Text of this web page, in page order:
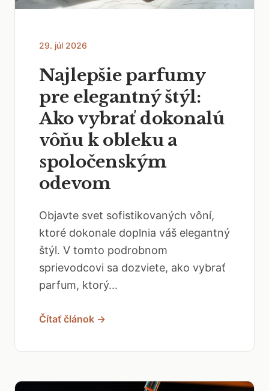
29. júl 2026
Najlepšie parfumy
pre elegantný štýl:
Ako vybrať dokonalú
vôňu k obleku a
spoločenským
odevom
Objavte svet sofistikovaných vôní,
ktoré dokonale doplnia váš elegantný
štýl. V tomto podrobnom
sprievodcovi sa dozviete, ako vybrať
parfum, ktorý...
Čítať článok →